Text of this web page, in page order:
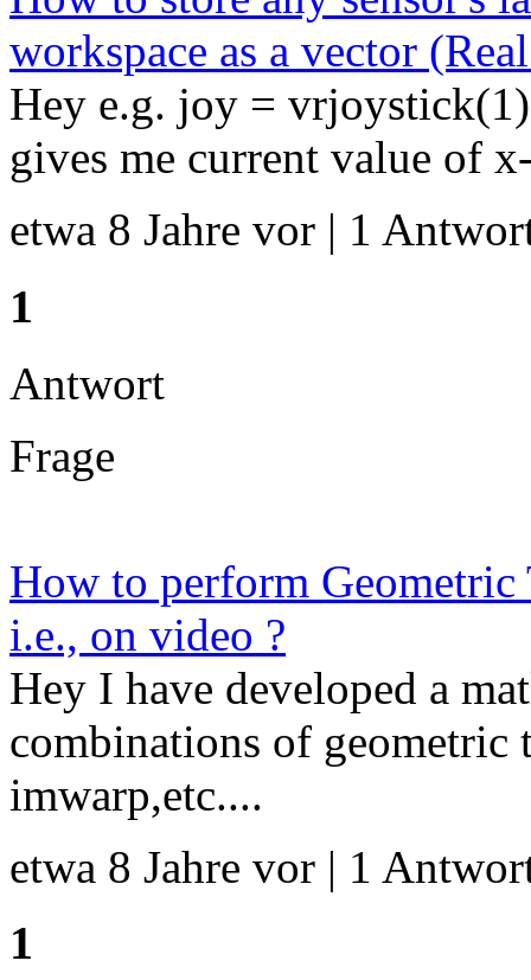
workspace as a vector
Hey e.g. joy =
gives me current value of
etwa 8 Jahre vor | 1
1
Antwort
Frage
How to perform
i.e., on video ?
Hey I have developed a
combinations of geometric
imwarp,etc....
etwa 8 Jahre vor | 1
1